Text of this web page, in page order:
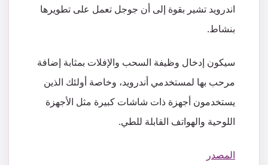
اندرويد تشير بقوة إلى أن جوجل تعمل على تطويرها
بنشاط.
سيكون إدخال وظيفة السحب والإفلات بمثابة إضافة
مرحب بها لمستخدمي أندرويد، وخاصة أولئك الذين
يستخدمون أجهزة ذات شاشات كبيرة مثل الأجهزة
اللوحية والهواتف القابلة للطي.
المصدر